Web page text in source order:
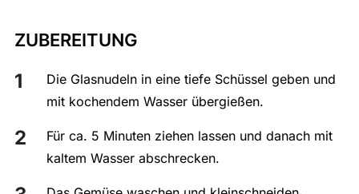
ZUBEREITUNG
Die Glasnudeln in eine tiefe Schüssel geben und
mit kochendem Wasser übergießen.
Für ca. 5 Minuten ziehen lassen und danach mit
kaltem Wasser abschrecken.